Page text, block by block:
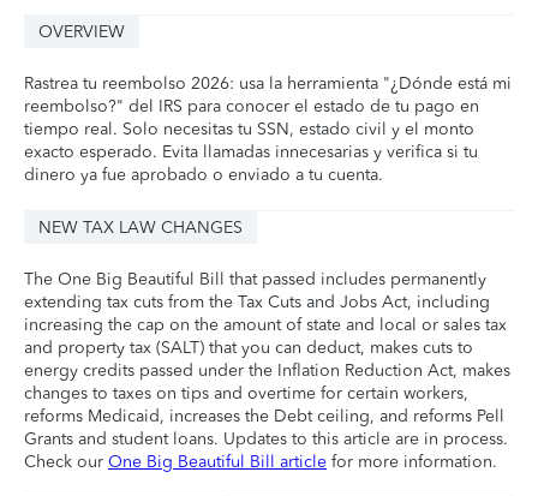
OVERVIEW
Rastrea tu reembolso 2026: usa la herramienta "¿Dónde está mi
reembolso?" del IRS para conocer el estado de tu pago en
tiempo real. Solo necesitas tu SSN, estado civil y el monto
exacto esperado. Evita llamadas innecesarias y verifica si tu
dinero ya fue aprobado o enviado a tu cuenta.
NEW TAX LAW CHANGES
The One Big Beautiful Bill that passed includes permanently
extending tax cuts from the Tax Cuts and Jobs Act, including
increasing the cap on the amount of state and local or sales tax
and property tax (SALT) that you can deduct, makes cuts to
energy credits passed under the Inflation Reduction Act, makes
changes to taxes on tips and overtime for certain workers,
reforms Medicaid, increases the Debt ceiling, and reforms Pell
Grants and student loans. Updates to this article are in process.
Check our One Big Beautiful Bill article for more information.